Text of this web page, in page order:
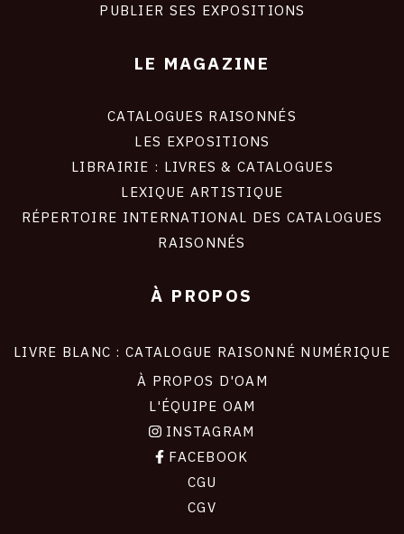
PUBLIER SES EXPOSITIONS
LE MAGAZINE
CATALOGUES RAISONNÉS
LES EXPOSITIONS
LIBRAIRIE : LIVRES & CATALOGUES
LEXIQUE ARTISTIQUE
RÉPERTOIRE INTERNATIONAL DES CATALOGUES
RAISONNÉS
À PROPOS
LIVRE BLANC : CATALOGUE RAISONNÉ NUMÉRIQUE
À PROPOS D'OAM
L'ÉQUIPE OAM
INSTAGRAM
FACEBOOK
CGU
CGV